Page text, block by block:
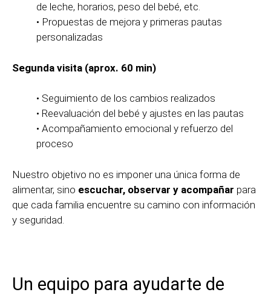
de leche, horarios, peso del bebé, etc.
• Propuestas de mejora y primeras pautas
personalizadas
Segunda visita (aprox. 60 min)
• Seguimiento de los cambios realizados
• Reevaluación del bebé y ajustes en las pautas
• Acompañamiento emocional y refuerzo del
proceso
Nuestro objetivo no es imponer una única forma de
alimentar, sino escuchar, observar y acompañar para
que cada familia encuentre su camino con información
y seguridad.
Un equipo para ayudarte de